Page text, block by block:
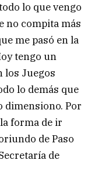
lo que vengo
no compita más
me pasó en la
tengo un
los Juegos
lo demás que
dimensiono. Por
forma de ir
de Paso
de